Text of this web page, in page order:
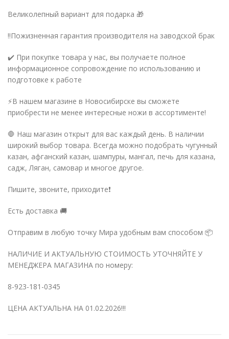
Великолепный вариант для подарка 🎁
‼️Пожизненная гарантия производителя на заводской брак
✔️ При покупке товара у нас, вы получаете полное
информационное сопровождение по использованию и
подготовке к работе
⚡️В нашем магазине в Новосибирске вы сможете
приобрести не менее интересные ножи в ассортименте!
🛑 Наш магазин открыт для вас каждый день. В наличии
широкий выбор товара. Всегда можно подобрать чугунный
казан, афганский казан, шампуры, мангал, печь для казана,
садж, Ляган, самовар и многое другое.
Пишите, звоните, приходите❗️
Есть доставка 🚚
Отправим в любую точку Мира удобным вам способом 📦
НАЛИЧИЕ И АКТУАЛЬНУЮ СТОИМОСТЬ УТОЧНЯЙТЕ У
МЕНЕДЖЕРА МАГАЗИНА по номеру:
8-923-181-0345
ЦЕНА АКТУАЛЬНА НА 01.02.2026!!!